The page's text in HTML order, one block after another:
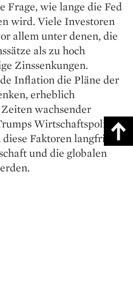
Frage, wie lange die Fed
wird. Viele Investoren
allem unter denen, die
als zu hoch
Zinssenkungen.
Inflation die Pläne der
erheblich
wachsender
Wirtschaftspolitik
Faktoren langfristig
und die globalen